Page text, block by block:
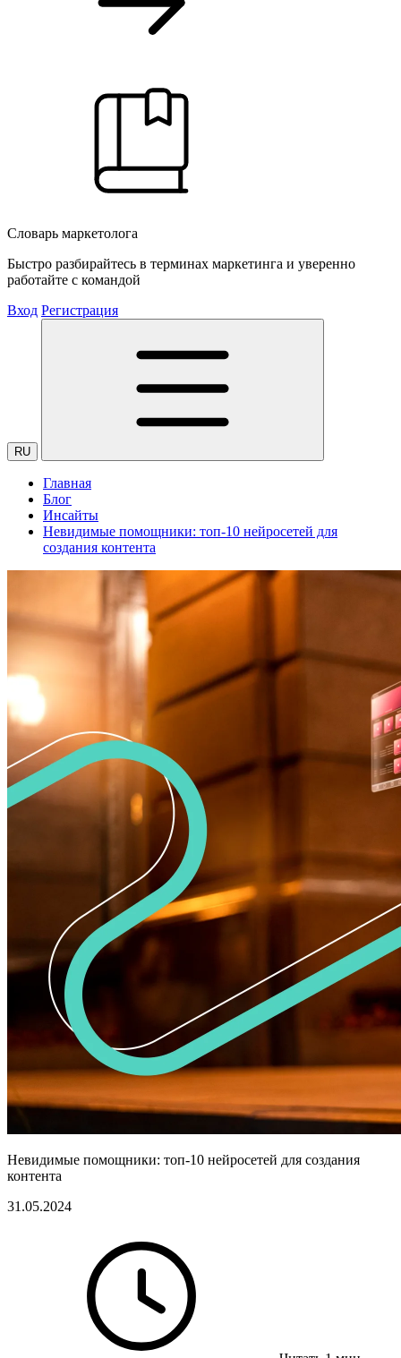
Словарь маркетолога
Быстро разбирайтесь в терминах маркетинга и уверенно
работайте с командой
Вход Регистрация
RU
Главная
Блог
Инсайты
Невидимые помощники: топ-10 нейросетей для
создания контента
Невидимые помощники: топ-10 нейросетей для создания
контента
31.05.2024